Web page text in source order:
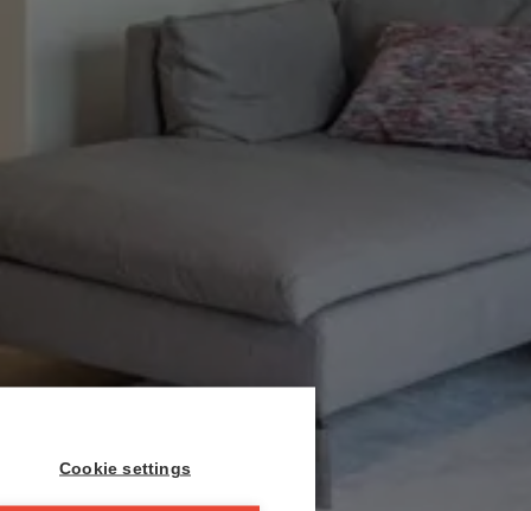
Cookie settings